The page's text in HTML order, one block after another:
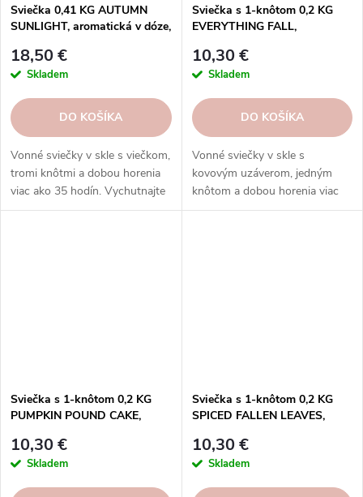
Sviečka 0,41 KG AUTUMN
SUNLIGHT, aromatická v dóze,
18,50 €
Skladem
DO KOŠÍKA
Vonné sviečky v skle s viečkom,
tromi knôtmi a dobou horenia
viac ako 35 hodín. Vychutnajte
si rozmanitosť vôní a
Sviečka s 1-knôtom 0,2 KG
EVERYTHING FALL,
CREEK
10,30 €
Skladem
DO KOŠÍKA
Vonné sviečky v skle s
kovovým uzáverom, jedným
knôtom a dobou horenia viac
ako 45 hodín.
Sviečka s 1-knôtom 0,2 KG
PUMPKIN POUND CAKE,
CREEK
10,30 €
Skladem
Sviečka s 1-knôtom 0,2 KG
SPICED FALLEN LEAVES,
CREEK
10,30 €
Skladem